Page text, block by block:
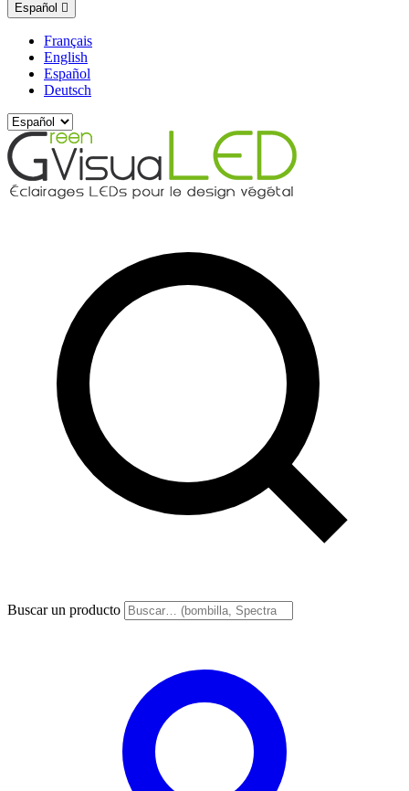
Español 
Français
English
Español
Deutsch
Buscar un producto